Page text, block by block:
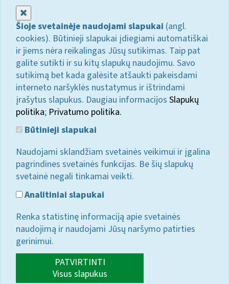
Šioje svetainėje naudojami slapukai (angl.
cookies). Būtinieji slapukai įdiegiami automatiškai
ir jiems nėra reikalingas Jūsų sutikimas. Taip pat
galite sutikti ir su kitų slapukų naudojimu. Savo
sutikimą bet kada galėsite atšaukti pakeisdami
interneto naršyklės nustatymus ir ištrindami
įrašytus slapukus. Daugiau informacijos Slapukų
politika; Privatumo politika.
Būtinieji slapukai
Naudojami sklandžiam svetainės veikimui ir įgalina
pagrindines svetainės funkcijas. Be šių slapukų
svetainė negali tinkamai veikti.
Analitiniai slapukai
Renka statistinę informaciją apie svetainės
naudojimą ir naudojami Jūsų naršymo patirties
gerinimui.
PATVIRTINTI
Visus slapukus